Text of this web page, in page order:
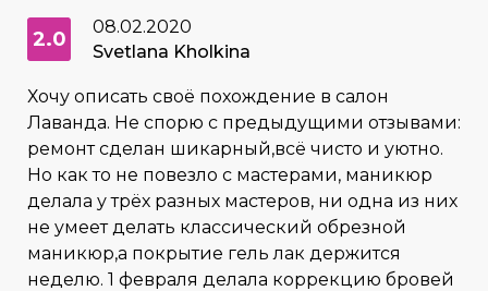
2.0
08.02.2020
Svetlana Kholkina
Хочу описать своё похождение в салон
Лаванда. Не спорю с предыдущими отзывами:
ремонт сделан шикарный,всё чисто и уютно.
Но как то не повезло с мастерами, маникюр
делала у трёх разных мастеров, ни одна из них
не умеет делать классический обрезной
маникюр,а покрытие гель лак держится
неделю. 1 февраля делала коррекцию бровей